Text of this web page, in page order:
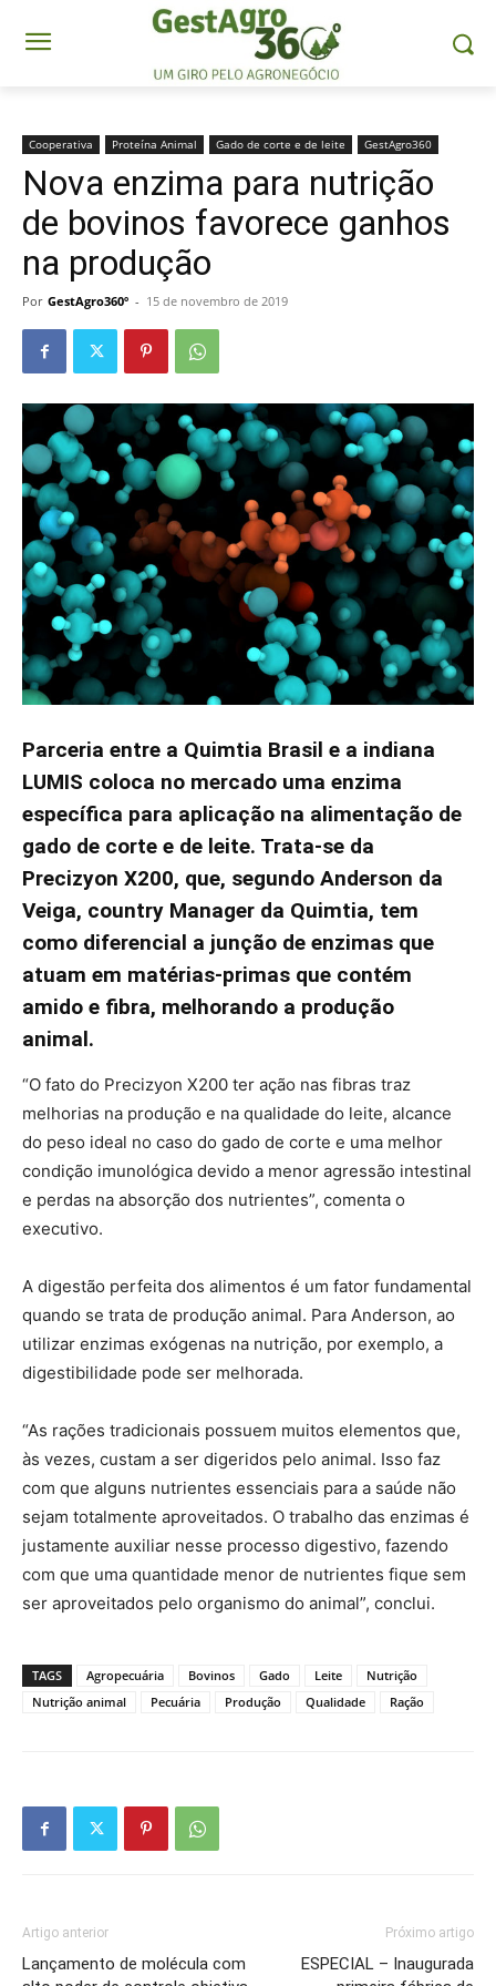
Cooperativa Proteína Animal Gado de corte e de leite GestAgro360
Nova enzima para nutrição
de bovinos favorece ganhos
na produção
Por GestAgro360º - 15 de novembro de 2019
Parceria entre a Quimtia Brasil e a indiana
LUMIS coloca no mercado uma enzima
específica para aplicação na alimentação de
gado de corte e de leite. Trata-se da
Precizyon X200, que, segundo Anderson da
Veiga, country Manager da Quimtia, tem
como diferencial a junção de enzimas que
atuam em matérias-primas que contém
amido e fibra, melhorando a produção
animal.
“O fato do Precizyon X200 ter ação nas fibras traz
melhorias na produção e na qualidade do leite, alcance
do peso ideal no caso do gado de corte e uma melhor
condição imunológica devido a menor agressão intestinal
e perdas na absorção dos nutrientes”, comenta o
executivo.
A digestão perfeita dos alimentos é um fator fundamental
quando se trata de produção animal. Para Anderson, ao
utilizar enzimas exógenas na nutrição, por exemplo, a
digestibilidade pode ser melhorada.
“As rações tradicionais possuem muitos elementos que,
às vezes, custam a ser digeridos pelo animal. Isso faz
com que alguns nutrientes essenciais para a saúde não
sejam totalmente aproveitados. O trabalho das enzimas é
justamente auxiliar nesse processo digestivo, fazendo
com que uma quantidade menor de nutrientes fique sem
ser aproveitados pelo organismo do animal”, conclui.
TAGS Agropecuária Bovinos Gado Leite
Nutrição
Nutrição animal
Pecuária Produção Qualidade Ração
Artigo anterior
Lançamento de molécula com
Próximo artigo
ESPECIAL – Inaugurada